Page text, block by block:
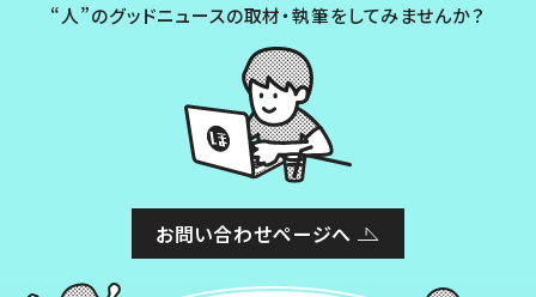
“人”のグッドニュースの取材・執筆をしてみませんか？
お問い合わせページへ